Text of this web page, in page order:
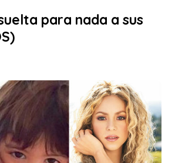
para nada a sus